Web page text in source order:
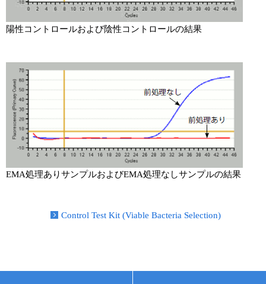
アプリケーションノート
プロトコール集
動画ライブラリー
Q&A
陽性コントロールおよび陰性コントロールの結果
EMA処理ありサンプルおよびEMA処理なしサンプルの結果
Control Test Kit (Viable Bacteria Selection)